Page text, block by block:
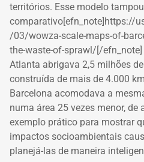
territórios. Esse modelo
comparativo[efn_note]https://
/03/wowza-scale-maps-of-
the-waste-of-sprawl/[/efn_note]
Atlanta abrigava 2,5 milhões
construída de mais de 4.000
Barcelona acomodava a
numa área 25 vezes menor, de
exemplo prático para mostrar
impactos socioambientais
planejá-las de maneira